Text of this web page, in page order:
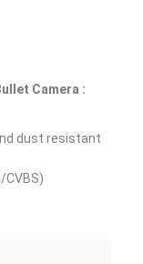
Camera :
dust resistant
CVBS)